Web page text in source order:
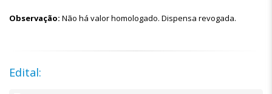
Observação: Não há valor homologado. Dispensa revogada.
Edital: